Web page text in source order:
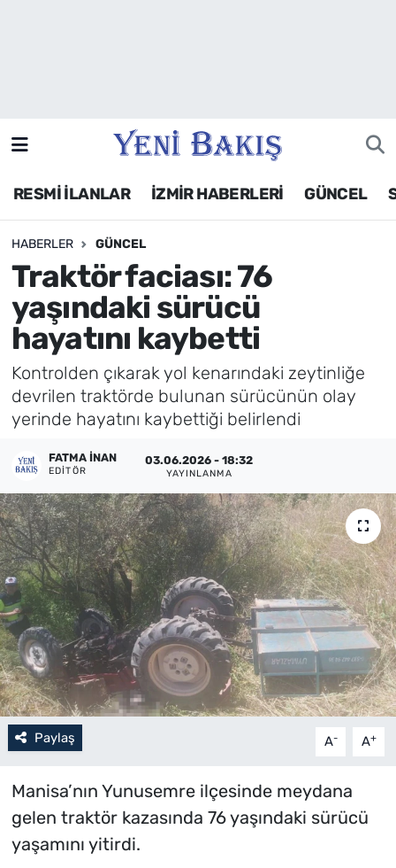
RESMİ İLANLAR İZMİR HABERLERİ GÜNCEL
HABERLER GÜNCEL
Traktör faciası: 76
yaşındaki sürücü
hayatını kaybetti
Kontrolden çıkarak yol kenarındaki zeytinliğe
devrilen traktörde bulunan sürücünün olay
yerinde hayatını kaybettiği belirlendi
FATMA İNAN
EDITÖR
03.06.2026 - 18:32
YAYINLANMA
Paylaş A- A+
Manisa’nın Yunusemre ilçesinde meydana
gelen traktör kazasında 76 yaşındaki sürücü
yaşamını yitirdi.
Siyaset
Asayiş / Polis-Adliye
Spor
Magazin
Foto Galeri
Künye
İletişim